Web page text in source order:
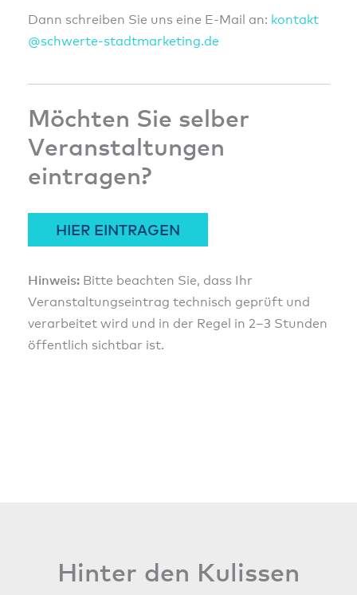
Dann schreiben Sie uns eine E-Mail an: kontakt
@schwerte-stadtmarketing.de
Möchten Sie selber
Veranstaltungen
eintragen?
HIER EINTRAGEN
Hinweis:Bitte beachten Sie, dass Ihr
Veranstaltungseintrag technisch geprüft und
verarbeitet wird und in der Regel in 2–3 Stunden
öffentlich sichtbar ist.
Hinter den Kulissen